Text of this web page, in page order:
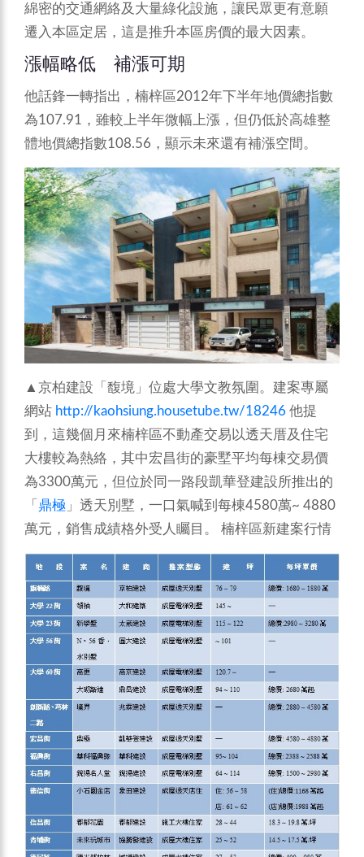
綿密的交通網絡及大量綠化設施，讓民眾更有意願
遷入本區定居，這是推升本區房價的最大因素。
漲幅略低 補漲可期
他話鋒一轉指出，楠梓區2012年下半年地價總指數
為107.91，雖較上半年微幅上漲，但仍低於高雄整
體地價總指數108.56，顯示未來還有補漲空間。
▲京柏建設「馥境」位處大學文教氛圍。建案專屬
網站 http://kaohsiung.housetube.tw/18246 他提
到，這幾個月來楠梓區不動產交易以透天厝及住宅
大樓較為熱絡，其中宏昌街的豪墅平均每棟交易價
為3300萬元，但位於同一路段凱華登建設所推出的
「 鼎極 」透天別墅，一口氣喊到每棟4580萬~ 4880
萬元，銷售成績格外受人矚目。 楠梓區新建案行情